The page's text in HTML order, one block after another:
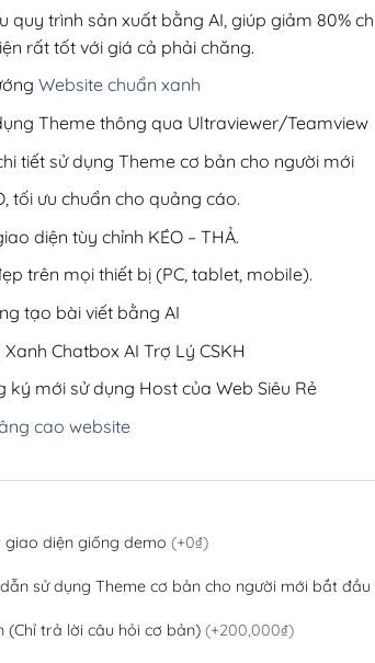
99,000₫.
quy trình sản xuất bằng AI, giúp giảm 80%
rất tốt với giá cả phải chăng.
Website chuẩn xanh
Theme thông qua Ultraviewer/Teamview
tiết sử dụng Theme cơ bản cho người mới
tối ưu chuẩn cho quảng cáo.
diện tùy chỉnh KÉO – THẢ.
trên mọi thiết bị (PC, tablet, mobile).
tạo bài viết bằng AI
Chatbox AI Trợ Lý CSKH
ký mới sử dụng Host của Web Siêu Rẻ
cao website
giao diện giống demo (+0₫)
sử dụng Theme cơ bản cho người mới bắt đầu
(Chỉ trả lời câu hỏi cơ bản) (+200,000₫)